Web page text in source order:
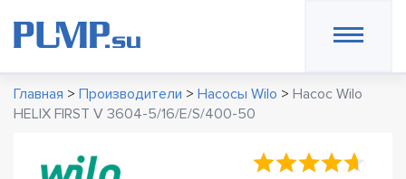
Главная > Производители > Насосы Wilo > Насос Wilo
HELIX FIRST V 3604-5/16/E/S/400-50